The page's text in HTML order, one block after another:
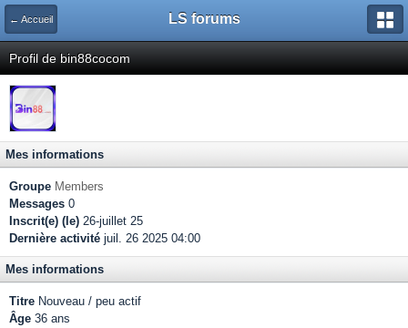
← Accueil LS forums
Profil de bin88cocom
Mes informations
Groupe Members
Messages 0
Inscrit(e) (le) 26-juillet 25
Dernière activité juil. 26 2025 04:00
Mes informations
Titre Nouveau / peu actif
Âge 36 ans